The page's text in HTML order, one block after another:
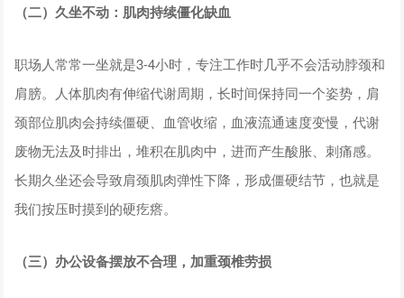
（二）久坐不动：肌肉持续僵化缺血
职场人常常一坐就是3-4小时，专注工作时几乎不会活动脖颈和
肩膀。人体肌肉有伸缩代谢周期，长时间保持同一个姿势，肩
颈部位肌肉会持续僵硬、血管收缩，血液流通速度变慢，代谢
废物无法及时排出，堆积在肌肉中，进而产生酸胀、刺痛感。
长期久坐还会导致肩颈肌肉弹性下降，形成僵硬结节，也就是
我们按压时摸到的硬疙瘩。
（三）办公设备摆放不合理，加重颈椎劳损